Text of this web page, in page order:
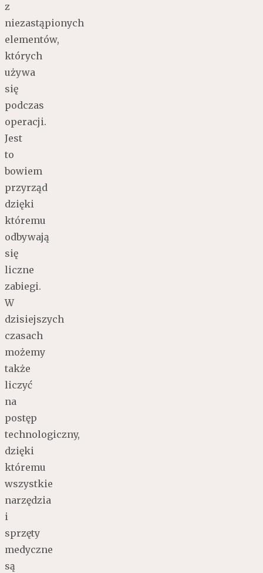
z
niezastąpionych
elementów,
których
używa
się
podczas
operacji.
Jest
to
bowiem
przyrząd
dzięki
któremu
odbywają
się
liczne
zabiegi.
W
dzisiejszych
czasach
możemy
także
liczyć
na
postęp
technologiczny,
dzięki
któremu
wszystkie
narzędzia
i
sprzęty
medyczne
są